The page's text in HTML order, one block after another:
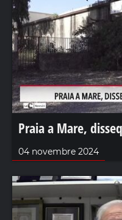
Praia a Mare,
04 novembre 2024